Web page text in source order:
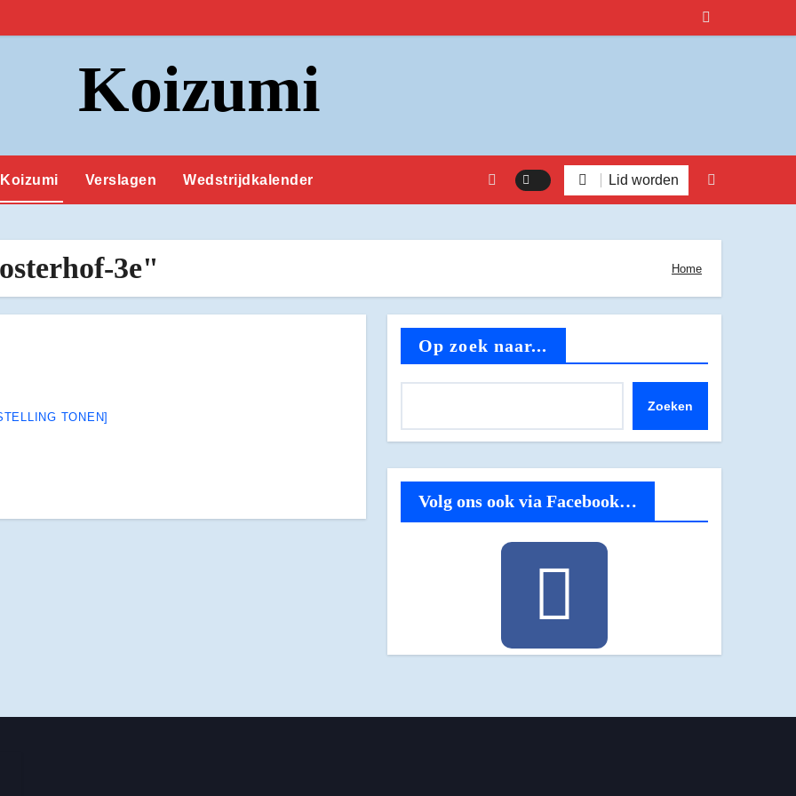
Koizumi
Koizumi Verslagen Wedstrijdkalender Lid worden
3e" Home
TONEN]
Op zoek naar...
Zoeken
Volg ons ook via Facebook…